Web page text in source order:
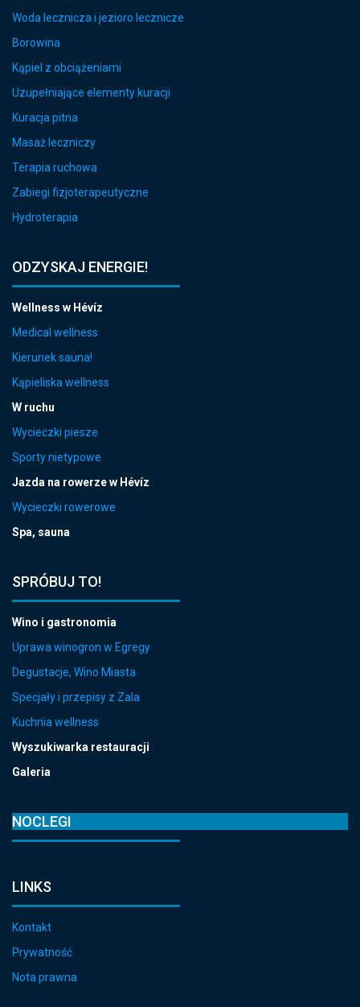
Woda lecznicza i jezioro lecznicze
Borowina
Kąpiel z obciążeniami
Uzupełniające elementy kuracji
Kuracja pitna
Masaż leczniczy
Terapia ruchowa
Zabiegi fizjoterapeutyczne
Hydroterapia
ODZYSKAJ ENERGIE!
Wellness w Hévíz
Medical wellness
Kierunek sauna!
Kąpieliska wellness
W ruchu
Wycieczki piesze
Sporty nietypowe
Jazda na rowerze w Hévíz
Wycieczki rowerowe
Spa, sauna
SPRÓBUJ TO!
Wino i gastronomia
Uprawa winogron w Egregy
Degustacje, Wino Miasta
Specjały i przepisy z Zala
Kuchnia wellness
Wyszukiwarka restauracji
Galeria
NOCLEGI
LINKS
Kontakt
Prywatność
Nota prawna